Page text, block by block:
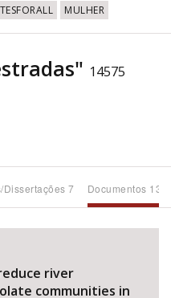
MULHER
14575
Dissertações 7 Documentos 131
river
communities in